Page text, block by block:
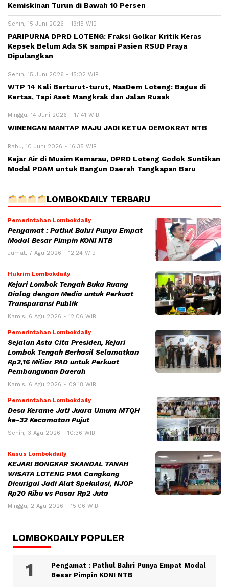
Kemiskinan Turun di Bawah 10 Persen
Senin, 15 Juni 2026 - 19:15 WIB
PARIPURNA DPRD LOTENG: Fraksi Golkar Kritik Keras
Kepsek Belum Ada SK sampai Pasien RSUD Praya
Dipulangkan
Senin, 15 Juni 2026 - 15:02 WIB
WTP 14 Kali Berturut-turut, NasDem Loteng: Bagus di
Kertas, Tapi Aset Mangkrak dan Jalan Rusak
Minggu, 14 Juni 2026 - 17:41 WIB
WINENGAN MANTAP MAJU JADI KETUA DEMOKRAT NTB
Rabu, 10 Juni 2026 - 16:35 WIB
Kejar Air di Musim Kemarau, DPRD Loteng Godok Suntikan
Modal PDAM untuk Bangun Daerah Tangkapan Baru
LOMBOKDAILY TERBARU
Pemerintahan Lombokdaily
Pengamat : Pathul Bahri Punya Empat
Modal Besar Pimpin KONI NTB
Jumat, 7 Agu 2026 - 12:24 WIB
Hukrim Lombokdaily
Kejari Lombok Tengah Buka Ruang
Dialog dengan Media untuk Perkuat
Transparansi Publik
Kamis, 6 Agu 2026 - 12:06 WIB
Pemerintahan Lombokdaily
Sejalan Asta Cita Presiden, Kejari
Lombok Tengah Berhasil Selamatkan
Rp2,16 Miliar PAD untuk Perkuat
Pembangunan Daerah
Kamis, 6 Agu 2026 - 09:18 WIB
Pemerintahan Lombokdaily
Desa Kerame Jati Juara Umum MTQH
ke-32 Kecamatan Pujut
Senin, 3 Agu 2026 - 10:36 WIB
Kasus Lombokdaily
KEJARI BONGKAR SKANDAL TANAH
WISATA LOTENG PMA Cangkang
Dicurigai Jadi Alat Spekulasi, NJOP
Rp20 Ribu vs Pasar Rp2 Juta
Minggu, 2 Agu 2026 - 15:06 WIB
LOMBOKDAILY POPULER
Pengamat : Pathul Bahri Punya Empat Modal
Besar Pimpin KONI NTB